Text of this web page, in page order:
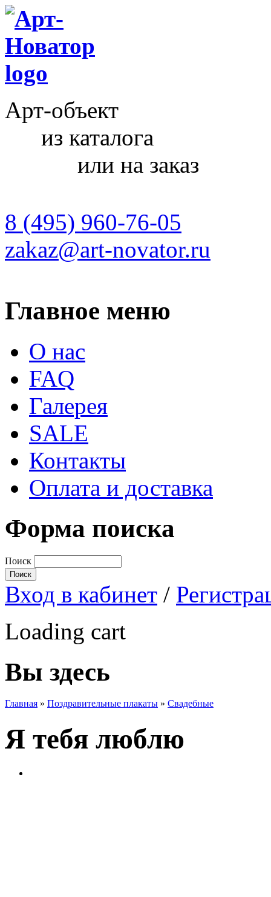
Арт-объект
из каталога
или на заказ
8 (495) 960-76-05
zakaz@art-novator.ru
Главное меню
О нас
FAQ
Галерея
SALE
Контакты
Оплата и доставка
Форма поиска
Поиск
Вход в кабинет /
Loading cart
Вы здесь
Главная » Поздравительные плакаты » Свадебные
Я тебя люблю